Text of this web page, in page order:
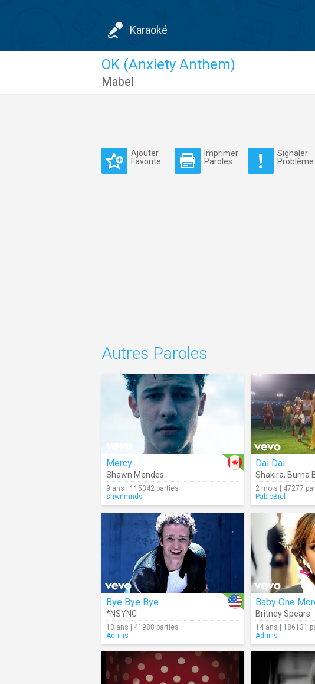
Karaoké
OK (Anxiety Anthem)
Mabel
Ajouter
Favorite
Imprimer
Paroles
Signaler
Problème
Autres Paroles
Mercy
Shawn Mendes
9 ans | 115342 parties
shwnmnds
Dai Dai
Shakira, Burna
2 mois | 47277
PabloBiel
Bye Bye Bye
*NSYNC
13 ans | 41988 parties
Adriiiis
Baby One
Britney Spears
14 ans | 186131
Adriiiis